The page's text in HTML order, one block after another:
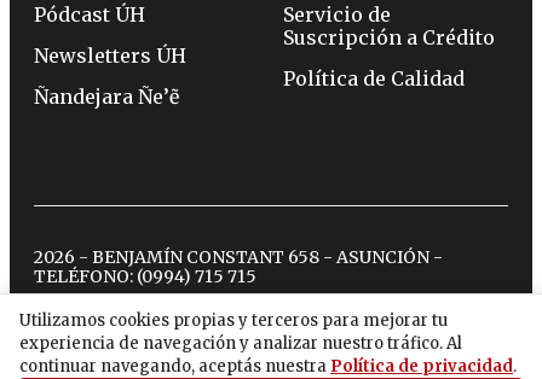
Utilizamos cookies propias y terceros para mejorar tu
experiencia de navegación y analizar nuestro tráfico. Al
continuar navegando, aceptás nuestra Política de privacidad.
Pódcast ÚH
Newsletters ÚH
Ñandejara Ñe’ẽ
Servicio de
Suscripción a Crédito
Política de Calidad
2026 - BENJAMÍN CONSTANT 658 - ASUNCIÓN -
TELÉFONO: (0994) 715 715
twitterinstagram
facebook
tiktokyoutubespotify